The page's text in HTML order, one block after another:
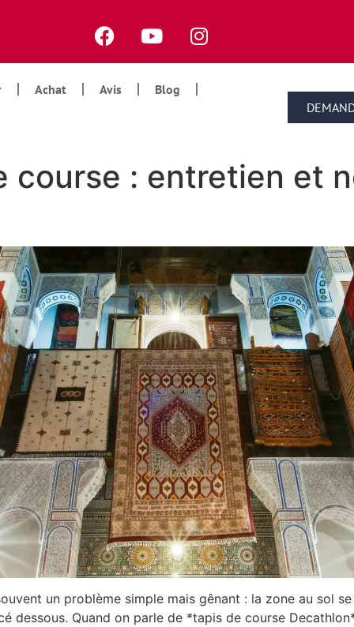
Achat Avis
Blog
course : entretien et
un problème simple mais gênant : la zone au sol
dessous. Quand on parle de *tapis de course